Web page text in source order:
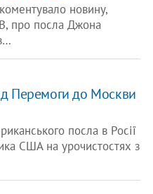
новину,
про посла Джона
Перемоги до Москви
посла в Росії
США на урочистостях з